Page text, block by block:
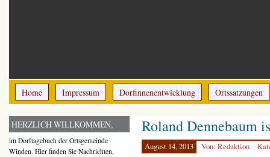
Home Impressum Dorfinnenentwicklung Ortssatzungen
Roland Dennebaum
August 14, 2013 Von: Redaktion
HERZLICH WILLKOMMEN,
im Dorftagebuch der Ortsgemeinde
Winden. Hier finden Sie Nachrichten,